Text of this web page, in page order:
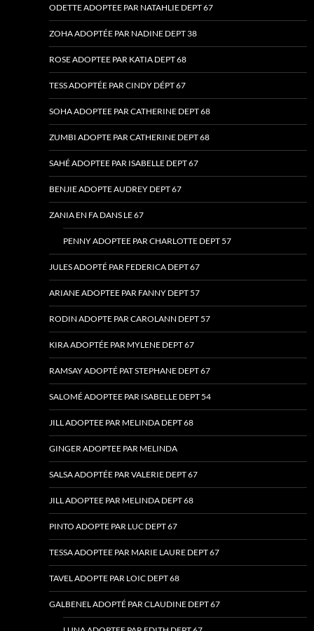
ODETTE ADOPTEE PAR NATAHLIE DEPT 67
ZOHA ADOPTÉE PAR NADINE DEPT 38
ROSE ADOPTEE PAR KATIA DEPT 68
TESS ADOPTÉE PAR CINDY DÉPT 67
SOHA ADOPTEE PAR CATHERINE DEPT 68
ZUMBI ADOPTE PAR CATHERINE DEPT 68
SAHÉ ADOPTEE PAR ISABELLE DEPT 67
BENJIE ADOPTE AUDREY DEPT 67
ZANIA EN FA DANS LE 67
PENNY ADOPTEE PAR CHARLOTTE DEPT 57
JULES ADOPTÉ PAR FEDERICA DEPT 67
ARIANE ADOPTEE PAR FANNY DEPT 57
RODIN ADOPTE PAR CAROLANN DEPT 57
KIRA ADOPTÉE PAR MYLENE DEPT 67
RAMSAY ADOPTÉ PAT STEPHANE DEPT 67
SALOMÉ ADOPTEE PAR ISABELLE DEPT 54
JILL ADOPTEE PAR MELINDA DEPT 68
GINGER ADOPTEE PAR MELINDA
SALSA ADOPTÉE PAR VALERIE DEPT 67
JILL ADOPTEE PAR MELINDA DEPT 68
PINTO ADOPTE PAR LUC DEPT 67
TESSA ADOPTEE PAR MARIE LAURE DEPT 67
TAVEL ADOPTE PAR LOIC DEPT 68
GALBENEL ADOPTÉ PAR CLAUDINE DEPT 67